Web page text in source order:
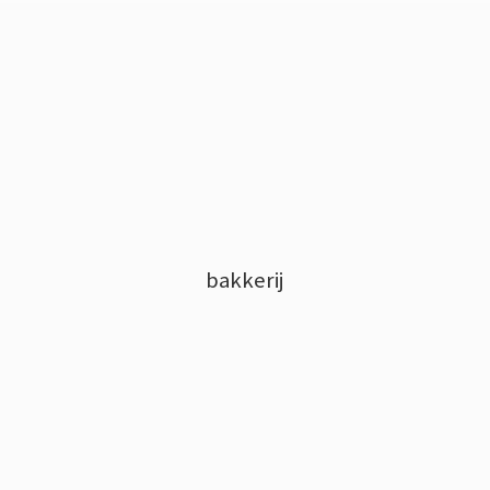
bakkerij